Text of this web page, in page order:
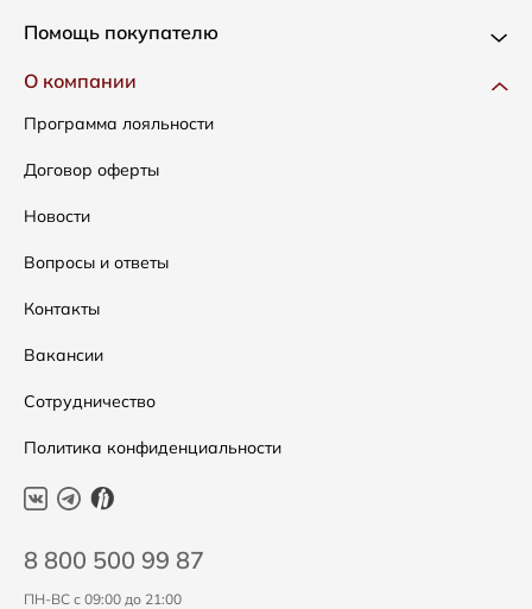
Новинки
Одежда
Сумки
Аксессуары
Скидки
Помощь покупателю
Доставка и оплата
Как оформить заказ
Условия возвратов
Таблица размеров
Уход за одеждой
О компании
Программа лояльности
Договор оферты
Новости
Вопросы и ответы
Контакты
Вакансии
Сотрудничество
Политика конфиденциальности
8 800 500 99 87
ПН-ВС с 09:00 до 21:00